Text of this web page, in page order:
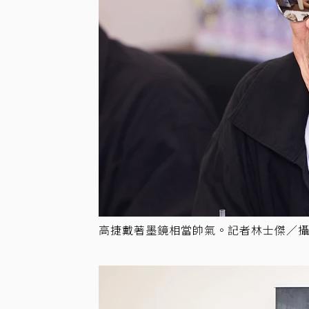
高捷戴著墨鏡相當帥氣。記者林士傑／